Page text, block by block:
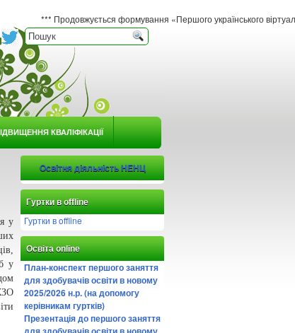
Продовжується формування «Першого українського віртуального
КВАЛІФІКАЦІЇ
у
у
Освітня діяльність НЕНЦ
Гуртки в offline
Гуртки в offline
Освіта online
План-конспект першого заняття
для здобувачів освіти в новому
2025/2026 н.р. (на допомогу
керівникам гуртків)
Презентація до першого заняття